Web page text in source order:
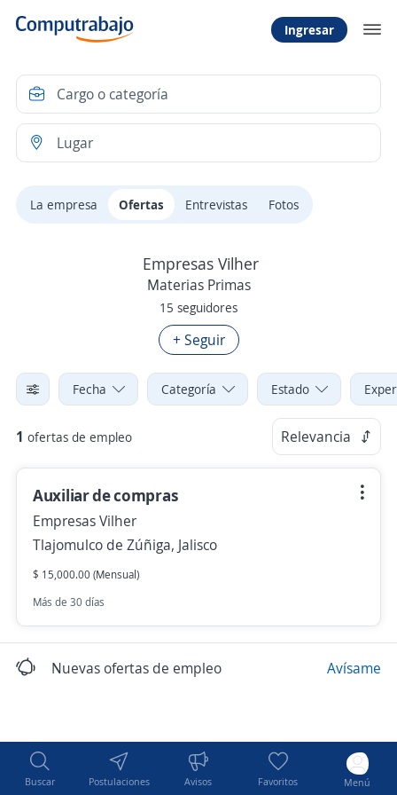
Ingresar
Buscar Postulaciones Avisos Favoritos Menú
La empresa Ofertas Entrevistas Fotos
Empresas Vilher
Materias Primas
15 seguidores
+ Seguir
Fecha Categoría Estado
1 ofertas de empleo Relevancia
Auxiliar de compras
Empresas Vilher
Tlajomulco de Zúñiga, Jalisco
$ 15,000.00 (Mensual)
Más de 30 días
Nuevas ofertas de empleo Avísame